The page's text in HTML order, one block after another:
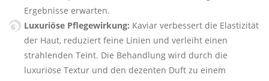
Ergebnisse erwarten.
Luxuriöse Pflegewirkung: Kaviar verbessert die Elastizität
der Haut, reduziert feine Linien und verleiht einen
strahlenden Teint. Die Behandlung wird durch die
luxuriöse Textur und den dezenten Duft zu einem